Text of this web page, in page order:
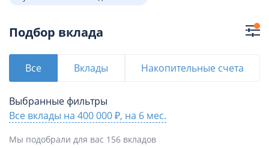
Подбор вклада
Все Вклады Накопительные счета
Выбранные фильтры
Все вклады на 400 000 ₽, на 6 мес.
Мы подобрали для вас 156 вкладов